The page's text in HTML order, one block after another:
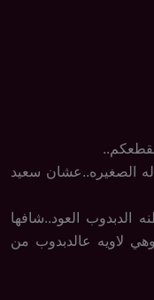
الصغيره..عشان سعيد
الدبدوب العود..شافها
لاويه عالدبدوب من